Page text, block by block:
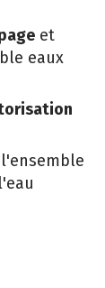
et
eaux